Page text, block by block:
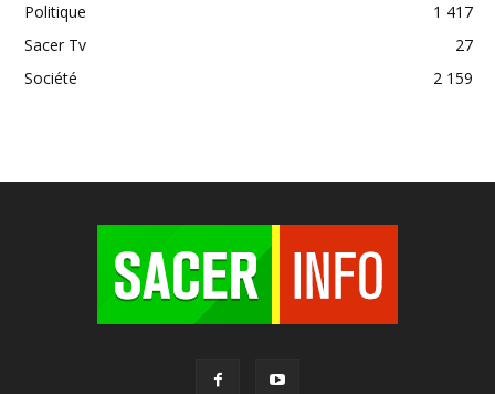
Politique
1 417
Sacer Tv
27
Société
2 159